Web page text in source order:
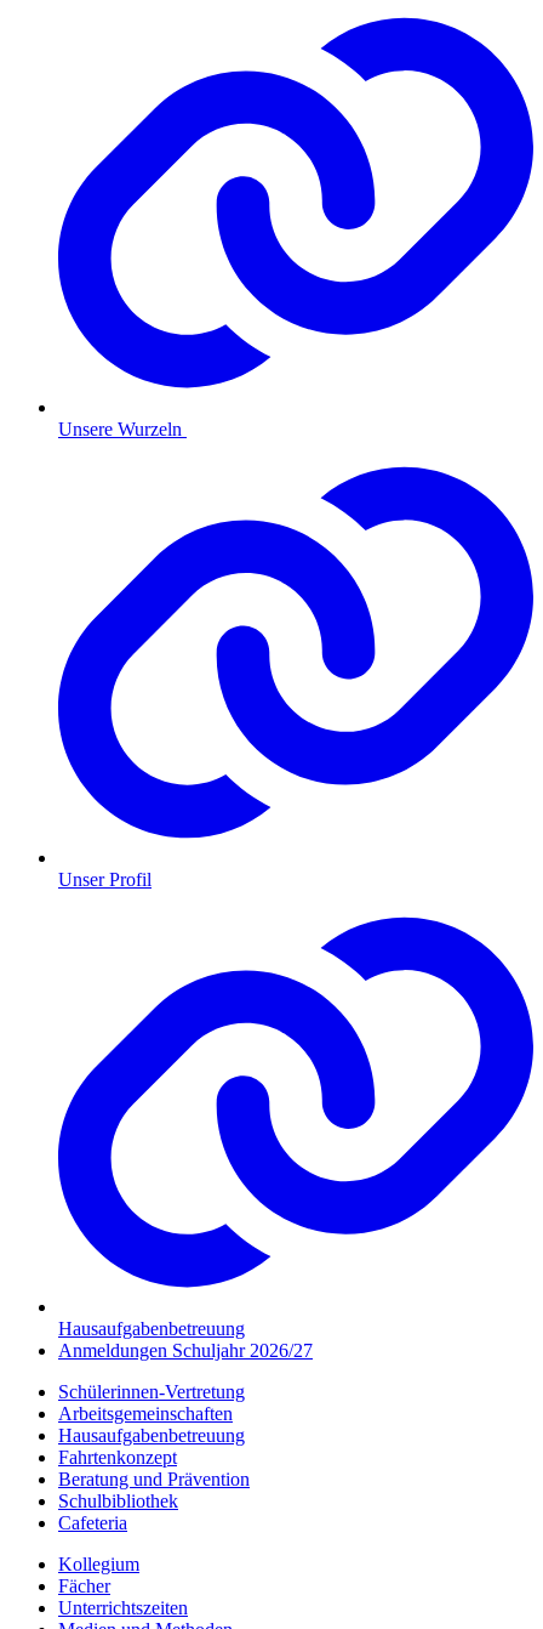
Unsere Wurzeln
Unser Profil
Hausaufgabenbetreuung
Anmeldungen Schuljahr 2026/27
Schülerinnen-Vertretung
Arbeitsgemeinschaften
Hausaufgabenbetreuung
Fahrtenkonzept
Beratung und Prävention
Schulbibliothek
Cafeteria
Kollegium
Fächer
Unterrichtszeiten